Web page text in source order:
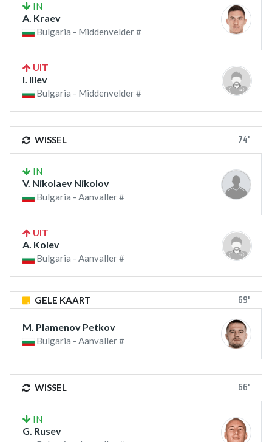
IN
A. Kraev
Bulgaria - Middenvelder #
UIT
I. Iliev
Bulgaria - Middenvelder #
WISSEL 74'
IN
V. Nikolaev Nikolov
Bulgaria - Aanvaller #
UIT
A. Kolev
Bulgaria - Aanvaller #
GELE KAART 69'
M. Plamenov Petkov
Bulgaria - Aanvaller #
WISSEL 66'
IN
G. Rusev